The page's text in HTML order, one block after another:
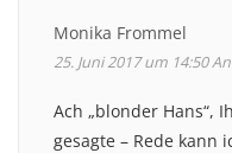
Monika Frommel
25. Juni 2017 um 14:50
Ach „blonder Hans“,
gesagte – Rede kann